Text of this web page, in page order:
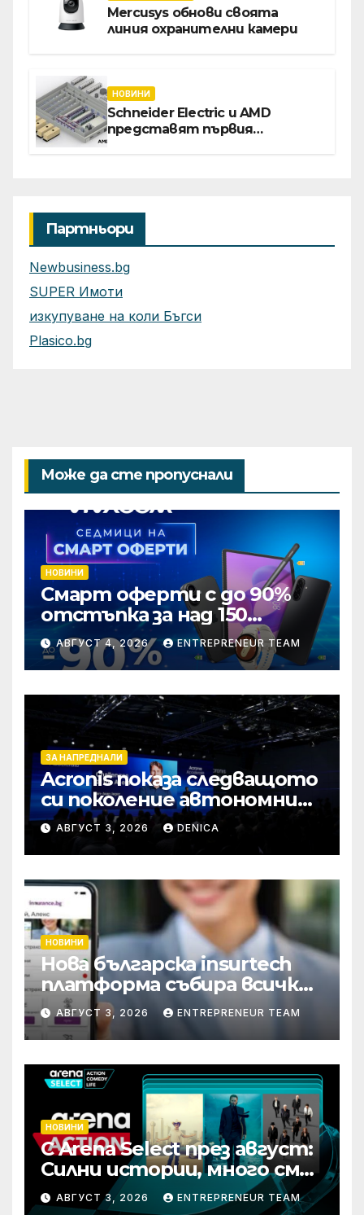
Mercusys обнови своята
линия охранителни камери
НОВИНИ
Schneider Electric и AMD
представят първия
Партньори
Newbusiness.bg
SUPER Имоти
изкупуване на коли Бъгси
Plasico.bg
Може да сте пропуснали
НОВИНИ
Смарт оферти с до 90%
отстъпка за над 150
устройства от Vivacom
през август
АВГУСТ 4, 2026 ENTREPRENEUR TEAM
ЗА НАПРЕДНАЛИ
Acronis показа следващото
си поколение автономни
услуги
АВГУСТ 3, 2026 DENICA
НОВИНИ
Нова българска insurtech
платформа събира всички
застраховки на едно
място
АВГУСТ 3, 2026 ENTREPRENEUR TEAM
НОВИНИ
С Arena Select през август:
Силни истории, много смях
и срещи с необикновени
герои
АВГУСТ 3, 2026 ENTREPRENEUR TEAM